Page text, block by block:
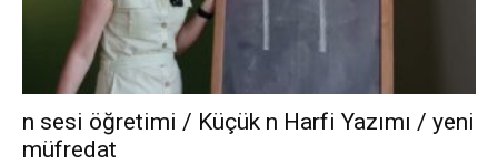
n sesi öğretimi / Küçük n Harfi Yazımı / yeni
müfredat